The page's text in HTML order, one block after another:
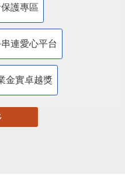
護專區
連愛心平台
金實卓越獎